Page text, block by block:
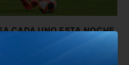
CADA UNO ESTA NOCHE